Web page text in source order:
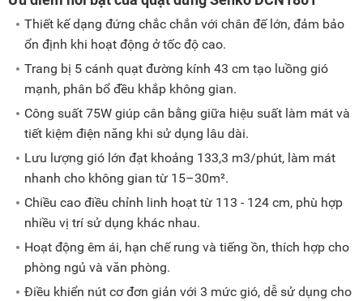
Thiết kế dạng đứng chắc chắn với chân đế lớn, đảm bảo
ổn định khi hoạt động ở tốc độ cao.
Trang bị 5 cánh quạt đường kính 43 cm tạo luồng gió
mạnh, phân bổ đều khắp không gian.
Công suất 75W giúp cân bằng giữa hiệu suất làm mát và
tiết kiệm điện năng khi sử dụng lâu dài.
Lưu lượng gió lớn đạt khoảng 133,3 m3/phút, làm mát
nhanh cho không gian từ 15–30m².
Chiều cao điều chỉnh linh hoạt từ 113 - 124 cm, phù hợp
nhiều vị trí sử dụng khác nhau.
Hoạt động êm ái, hạn chế rung và tiếng ồn, thích hợp cho
phòng ngủ và văn phòng.
Điều khiển nút cơ đơn giản với 3 mức gió, dễ sử dụng cho